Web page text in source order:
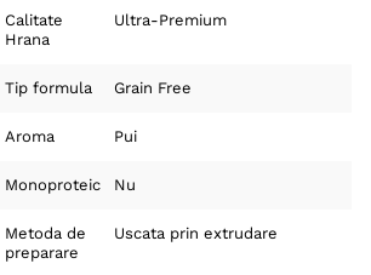
Calitate
Hrana
Ultra-Premium
Tip formula Grain Free
Aroma Pui
Monoproteic Nu
Metoda de
preparare
Uscata prin extrudare